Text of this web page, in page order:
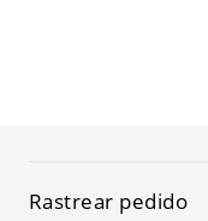
Rastrear pedido